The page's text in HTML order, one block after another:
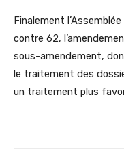
Finalement
contre 62,
sous-amendement,
le traitement des
un traitement plus